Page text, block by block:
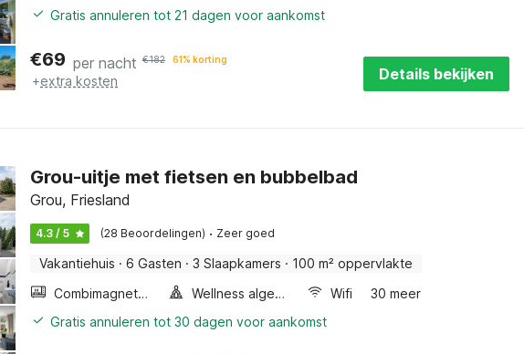
Gratis annuleren tot 21 dagen voor aankomst
€69 per nacht €182 61% korting
+extra kosten Details bekijken
Grou-uitje met fietsen en bubbelbad
Grou, Friesland
4.3 / 5 (28 Beoordelingen) · Zeer goed
Vakantiehuis · 6 Gasten · 3 Slaapkamers · 100 m² oppervlakte
Combimagnetron
Wellness algemeen Wifi
30 meer
Gratis annuleren tot 30 dagen voor aankomst